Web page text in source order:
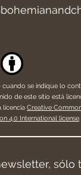
cuando se indique lo
de este sitio está
licencia Creative
4.0 International license.
sólo